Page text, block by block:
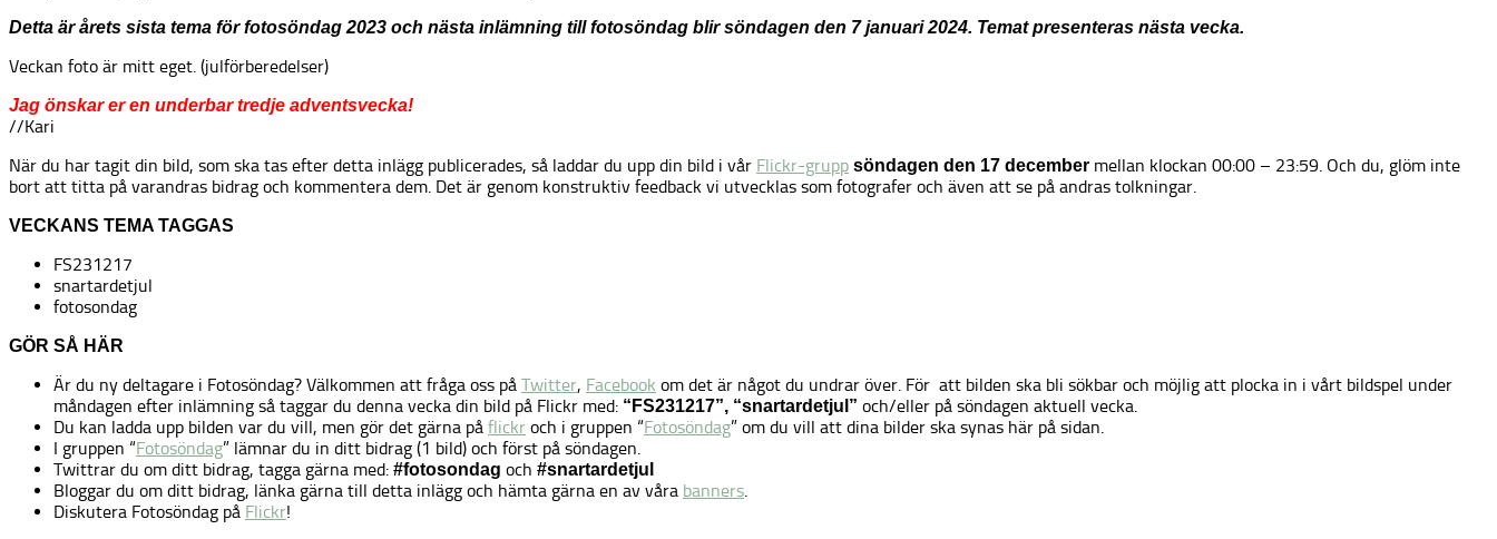
Detta är årets sista tema för fotosöndag 2023 och nästa inlämning till fotosöndag blir söndagen den 7 januari 2024. Temat presenteras nästa vecka.
Veckan foto är mitt eget. (julförberedelser)
Jag önskar er en underbar tredje adventsvecka!
//Kari
När du har tagit din bild, som ska tas efter detta inlägg publicerades, så laddar du upp din bild i vår Flickr-grupp söndagen den 17 december mellan klockan 00:00 – 23:59. Och du, glöm inte
bort att titta på varandras bidrag och kommentera dem. Det är genom konstruktiv feedback vi utvecklas som fotografer och även att se på andras tolkningar.
VECKANS TEMA TAGGAS
FS231217
snartardetjul
fotosondag
GÖR SÅ HÄR
Är du ny deltagare i Fotosöndag? Välkommen att fråga oss på Twitter, Facebook om det är något du undrar över. För att bilden ska bli sökbar och möjlig att plocka in i vårt bildspel under
måndagen efter inlämning så taggar du denna vecka din bild på Flickr med: “FS231217”, “snartardetjul” och/eller på söndagen aktuell vecka.
Du kan ladda upp bilden var du vill, men gör det gärna på flickr och i gruppen “Fotosöndag” om du vill att dina bilder ska synas här på sidan.
I gruppen “Fotosöndag” lämnar du in ditt bidrag (1 bild) och först på söndagen.
Twittrar du om ditt bidrag, tagga gärna med: #fotosondag och #snartardetjul
Bloggar du om ditt bidrag, länka gärna till detta inlägg och hämta gärna en av våra banners.
Diskutera Fotosöndag på Flickr!